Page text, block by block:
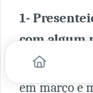
1-
com algum
O Dia
em março e